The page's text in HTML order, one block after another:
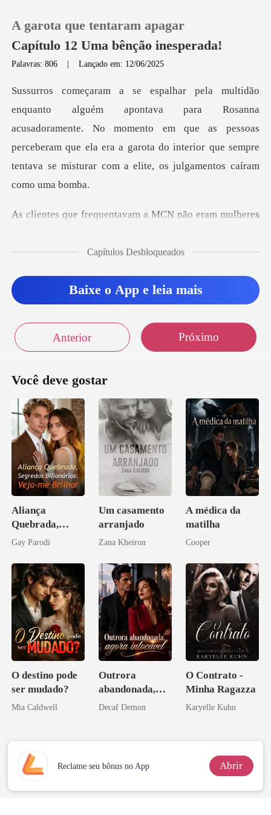
0
Loja
A garota que tentaram apagar
Capítulo 12 Uma bênção inesperada!
Palavras: 806 |Lançado em: 12/06/2025
acusadoramente. No momento em que as pessoas
perceberam que ela era a garota do inte
MCN não eram mulheres
Capítulos Desbloqueados
Baixe o App e leia mais
Anterior Próximo
Você deve gostar
Aliança
Quebrada,
Segredos
Veja-me Brilhar
Gay Parodi
Um casamento
arranjado
Zana Kheiron
A médica da
matilha
Cooper
O destino pode
ser mudado?
Mia Caldwell
Outrora
abandonada,
agora intocável
Decaf Demon
O Contrato -
Minha Ragazza
Karyelle Kuhn
Reclame seu bônus no App Abrir